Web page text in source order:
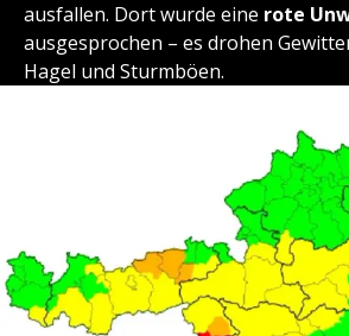
ausfallen. Dort wurde eine rote
ausgesprochen – es drohen
Hagel und Sturmböen.